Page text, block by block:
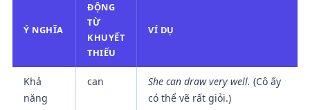
Ý NGHĨA
ĐỘNG
TỪ
KHUYẾT
THIẾU
VÍ DỤ
Khả
năng
can She can draw very well. (Cô ấy
có thể vẽ rất giỏi.)